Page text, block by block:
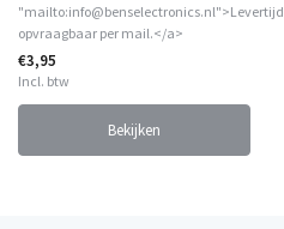
"mailto:info@benselectronics.nl">Levertijd
opvraagbaar per mail.</a>
€3,95
Incl. btw
Bekijken